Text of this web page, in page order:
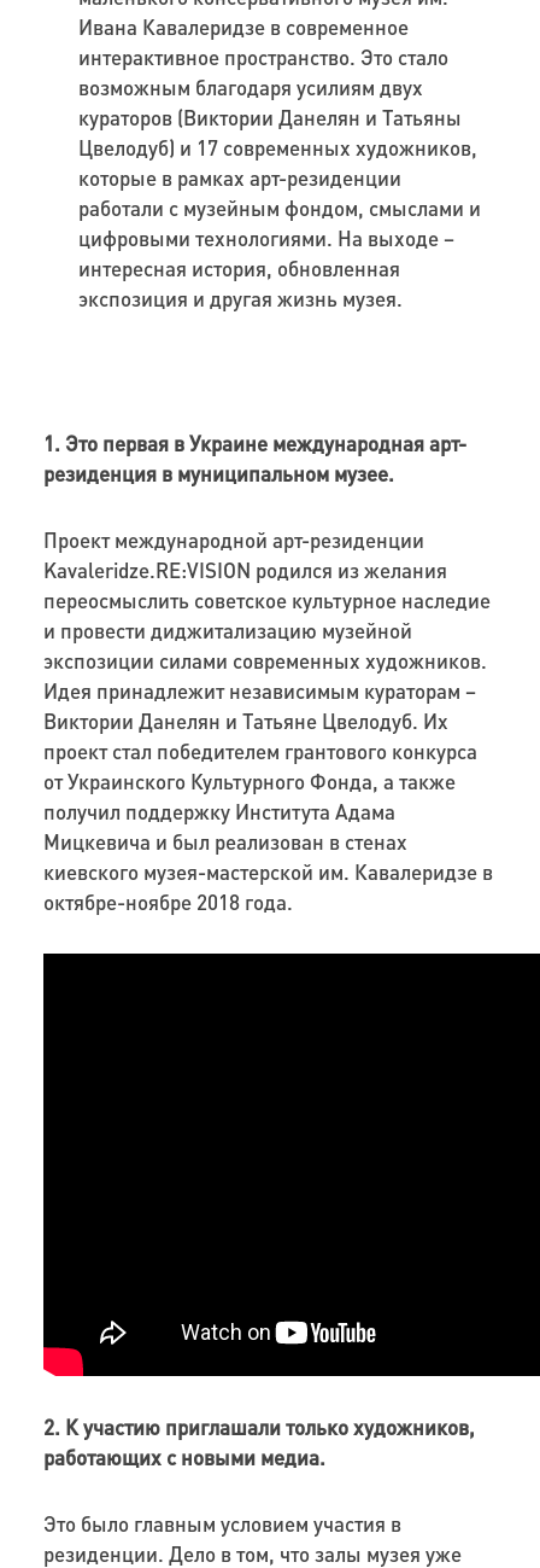
Ивана Кавалеридзе в современное
интерактивное пространство. Это стало
возможным благодаря усилиям двух
кураторов (Виктории Данелян и Татьяны
Цвелодуб) и 17 современных художников,
которые в рамках арт-резиденции
работали с музейным фондом, смыслами и
цифровыми технологиями. На выходе –
интересная история, обновленная
экспозиция и другая жизнь музея.
1. Это первая в Украине международная арт-
резиденция в муниципальном музее.
Проект международной арт-резиденции
Kavaleridze.RE:VISION родился из желания
переосмыслить советское культурное наследие
и провести диджитализацию музейной
экспозиции силами современных художников.
Идея принадлежит независимым кураторам –
Виктории Данелян и Татьяне Цвелодуб. Их
проект стал победителем грантового конкурса
от Украинского Культурного Фонда, а также
получил поддержку Института Адама
Мицкевича и был реализован в стенах
киевского музея-мастерской им. Кавалеридзе в
октябре-ноябре 2018 года.
2. К участию приглашали только художников,
работающих с новыми медиа.
Это было главным условием участия в
резиденции. Дело в том, что залы музея уже